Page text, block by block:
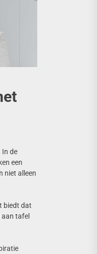
In de
een
niet alleen
biedt dat
tafel